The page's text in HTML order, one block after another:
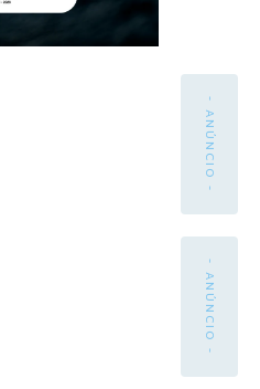
- ANÚNCIO -
- ANÚNCIO -